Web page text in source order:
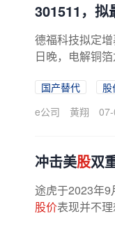
301511，拟
德福科技拟定
日晚，电解铜
国产替代
e公司
黄翔
冲击美股双
途虎于2023年9
股价表现并不